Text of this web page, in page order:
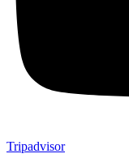
Tripadvisor